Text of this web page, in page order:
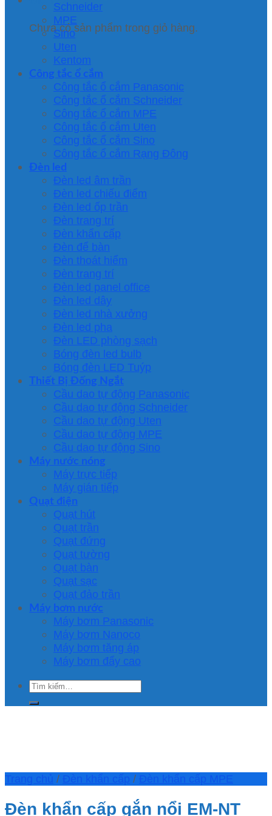
Chưa có sản phẩm trong giỏ hàng.
Schneider
MPE
Sino
Uten
Kentom
Công tắc ổ cắm
Công tắc ổ cắm Panasonic
Công tắc ổ cắm Schneider
Công tắc ổ cắm MPE
Công tắc ổ cắm Uten
Công tắc ổ cắm Sino
Công tắc ổ cắm Rạng Đông
Đèn led
Đèn led âm trần
Đèn led chiếu điểm
Đèn led ốp trần
Đèn trang trí
Đèn khẩn cấp
Đèn để bàn
Đèn thoát hiểm
Đèn trang trí
Đèn led panel office
Đèn led dây
Đèn led nhà xưởng
Đèn led pha
Đèn LED phòng sạch
Bóng đèn led bulb
Bóng đèn LED Tuýp
Thiết Bị Đống Ngắt
Cầu dao tự động Panasonic
Cầu dao tự động Schneider
Cầu dao tự động Uten
Cầu dao tự động MPE
Cầu dao tự động Sino
Máy nước nóng
Máy trực tiếp
Máy gián tiếp
Quạt điện
Quạt hút
Quạt trần
Quạt đứng
Quạt tường
Quạt bàn
Quạt sạc
Quạt đảo trần
Máy bơm nước
Máy bơm Panasonic
Máy bơm Nanoco
Máy bơm tăng áp
Máy bơm đẩy cao
Tìm
kiếm:
Trang chủ / Đèn khẩn cấp / Đèn khẩn cấp MPE
Đèn khẩn cấp gắn nổi EM-NT